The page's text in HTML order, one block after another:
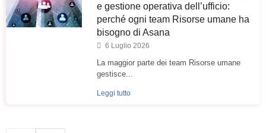
e gestione operativa dell’ufficio:
perché ogni team Risorse umane ha
bisogno di Asana
6 Luglio 2026
La maggior parte dei team Risorse umane
gestisce...
Leggi tutto